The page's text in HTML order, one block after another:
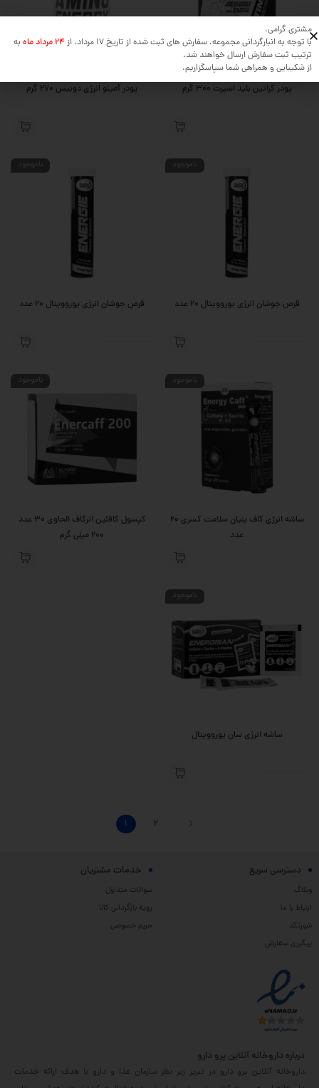
پودر کراتین بلید اسپرت 300 گرم پودر آمینو انرژی دوبیس 270 گرم
ناموجود
قرص جوشان انرژی یوروویتال 20 عدد
ناموجود
قرص جوشان انرژی یوروویتال 20 عدد
ناموجود
ساشه انرژی کاف بنیان سلامت کسری 20
عدد
ناموجود
کپسول کافئین انرکاف الحاوی 30 عدد
200 میلی گرم
ناموجود
ساشه انرژی سان یوروویتال
1 2
دسترسی سریع
وبلاگ
ارتباط با ما
شورتکد
پیگیری سفارش
خدمات مشتریان
سوالات متداول
رویه بازگردانی کالا
حریم خصوصی
درباره داروخانه آنلاین پرو دارو
داروخانه آنلاین پرو دارو در تبریز زیر نظر سازمان غذا و دارو با هدف ارائه خدمات
مشتری گرامی،
با توجه به انبارگردانی مجموعه، سفارش های ثبت شده از تاریخ 17 مرداد، از
24 مرداد ماه
به
ترتیب ثبت سفارش ارسال خواهند شد.
از شکیبایی و همراهی شما سپاسگزاریم.